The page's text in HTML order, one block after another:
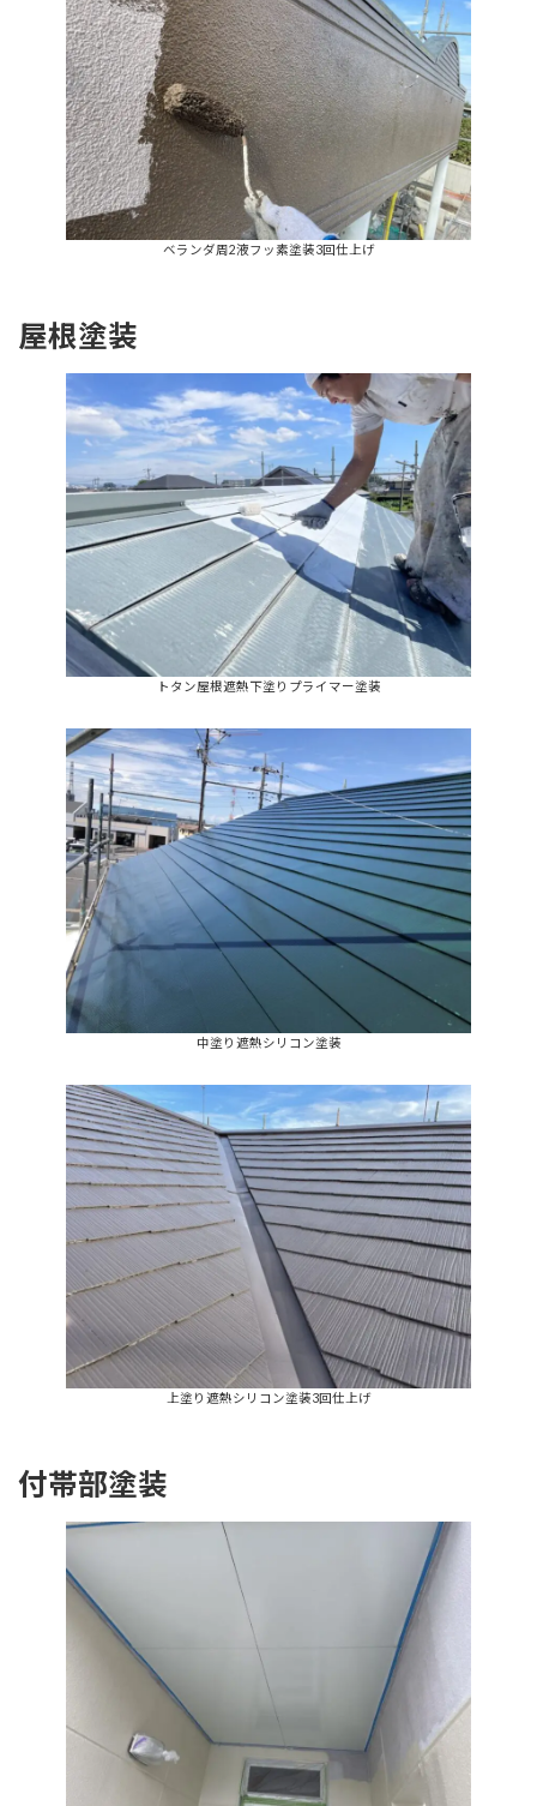
ベランダ周2液フッ素塗装3回仕上げ
屋根塗装
トタン屋根遮熱下塗りプライマー塗装
中塗り遮熱シリコン塗装
上塗り遮熱シリコン塗装3回仕上げ
付帯部塗装